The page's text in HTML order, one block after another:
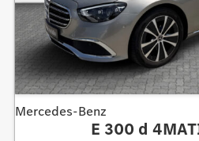
Mercedes-Benz
E 300 d